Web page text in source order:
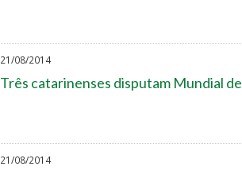
21/08/2014
Três catarinenses disputam Mundial
21/08/2014